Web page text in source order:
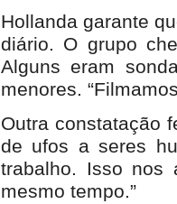
Hollanda garante
diário. O grupo
Alguns eram
menores.
Outra constatação
de ufos a seres
trabalho. Isso nos
mesmo tempo.”